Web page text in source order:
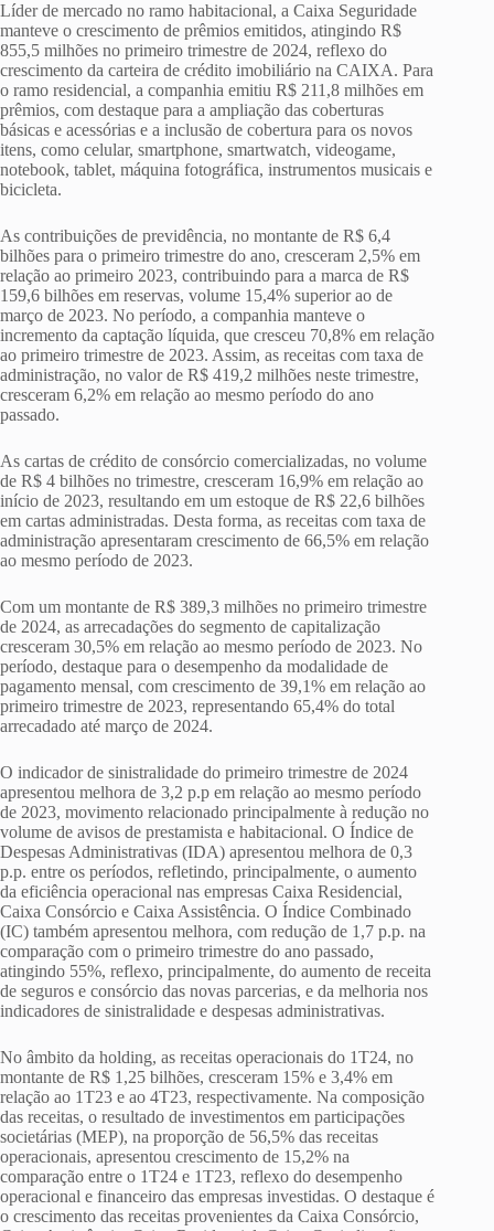
Líder de mercado no ramo habitacional, a Caixa Seguridade
manteve o crescimento de prêmios emitidos, atingindo R$
855,5 milhões no primeiro trimestre de 2024, reflexo do
crescimento da carteira de crédito imobiliário na CAIXA. Para
o ramo residencial, a companhia emitiu R$ 211,8 milhões em
prêmios, com destaque para a ampliação das coberturas
básicas e acessórias e a inclusão de cobertura para os novos
itens, como celular, smartphone, smartwatch, videogame,
notebook, tablet, máquina fotográfica, instrumentos musicais e
bicicleta.
As contribuições de previdência, no montante de R$ 6,4
bilhões para o primeiro trimestre do ano, cresceram 2,5% em
relação ao primeiro 2023, contribuindo para a marca de R$
159,6 bilhões em reservas, volume 15,4% superior ao de
março de 2023. No período, a companhia manteve o
incremento da captação líquida, que cresceu 70,8% em relação
ao primeiro trimestre de 2023. Assim, as receitas com taxa de
administração, no valor de R$ 419,2 milhões neste trimestre,
cresceram 6,2% em relação ao mesmo período do ano
passado.
As cartas de crédito de consórcio comercializadas, no volume
de R$ 4 bilhões no trimestre, cresceram 16,9% em relação ao
início de 2023, resultando em um estoque de R$ 22,6 bilhões
em cartas administradas. Desta forma, as receitas com taxa de
administração apresentaram crescimento de 66,5% em relação
ao mesmo período de 2023.
Com um montante de R$ 389,3 milhões no primeiro trimestre
de 2024, as arrecadações do segmento de capitalização
cresceram 30,5% em relação ao mesmo período de 2023. No
período, destaque para o desempenho da modalidade de
pagamento mensal, com crescimento de 39,1% em relação ao
primeiro trimestre de 2023, representando 65,4% do total
arrecadado até março de 2024.
O indicador de sinistralidade do primeiro trimestre de 2024
apresentou melhora de 3,2 p.p em relação ao mesmo período
de 2023, movimento relacionado principalmente à redução no
volume de avisos de prestamista e habitacional. O Índice de
Despesas Administrativas (IDA) apresentou melhora de 0,3
p.p. entre os períodos, refletindo, principalmente, o aumento
da eficiência operacional nas empresas Caixa Residencial,
Caixa Consórcio e Caixa Assistência. O Índice Combinado
(IC) também apresentou melhora, com redução de 1,7 p.p. na
comparação com o primeiro trimestre do ano passado,
atingindo 55%, reflexo, principalmente, do aumento de receita
de seguros e consórcio das novas parcerias, e da melhoria nos
indicadores de sinistralidade e despesas administrativas.
No âmbito da holding, as receitas operacionais do 1T24, no
montante de R$ 1,25 bilhões, cresceram 15% e 3,4% em
relação ao 1T23 e ao 4T23, respectivamente. Na composição
das receitas, o resultado de investimentos em participações
societárias (MEP), na proporção de 56,5% das receitas
operacionais, apresentou crescimento de 15,2% na
comparação entre o 1T24 e 1T23, reflexo do desempenho
operacional e financeiro das empresas investidas. O destaque é
o crescimento das receitas provenientes da Caixa Consórcio,